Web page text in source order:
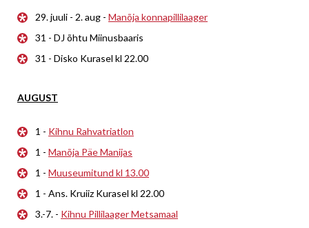
29. juuli - 2. aug - Manõja konnapillilaager
31 - DJ õhtu Miinusbaaris
31 - Disko Kurasel kl 22.00
AUGUST
1 - Kihnu Rahvatriatlon
1 - Manõja Päe Manijas
1 - Muuseumitund kl 13.00
1 - Ans. Kruiiz Kurasel kl 22.00
3.-7. - Kihnu Pillilaager Metsamaal